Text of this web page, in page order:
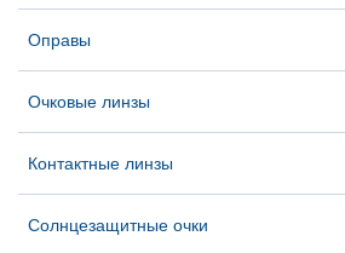
Оправы
Очковые линзы
Контактные линзы
Солнцезащитные очки